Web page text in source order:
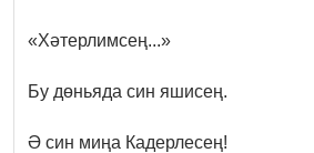
«Хәтерлимсең...»
Бу дөньяда син яшисең.
Ә син миңа Кадерлесең!